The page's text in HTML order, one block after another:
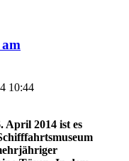
10:44
April 2014 ist es